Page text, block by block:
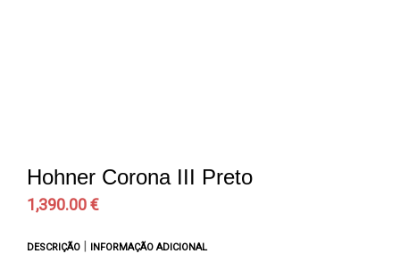
Hohner Corona III Preto
1,390.00 €
DESCRIÇÃO | INFORMAÇÃO ADICIONAL